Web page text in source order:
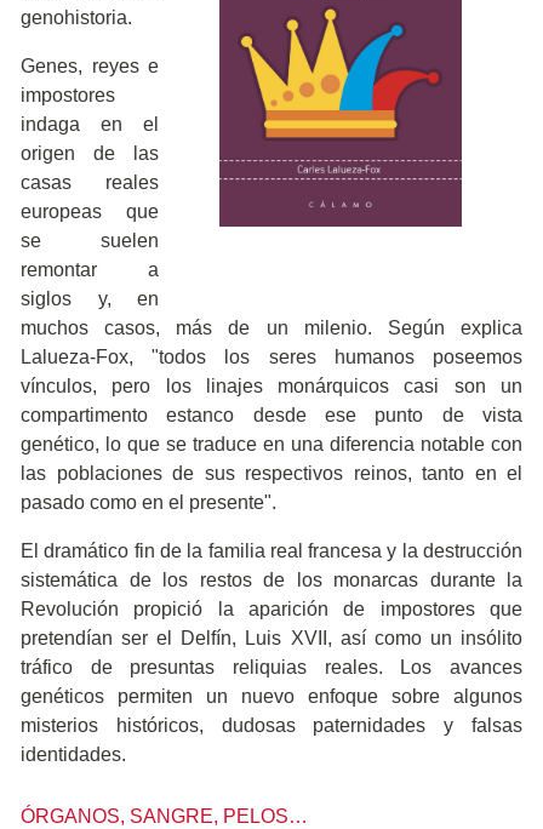
genohistoria.
Genes, reyes e
impostores
indaga en el
origen de las
casas reales
europeas que
se suelen
remontar a
siglos y, en
muchos casos, más de un milenio. Según explica
Lalueza-Fox, "todos los seres humanos poseemos
vínculos, pero los linajes monárquicos casi son un
compartimento estanco desde ese punto de vista
genético, lo que se traduce en una diferencia notable con
las poblaciones de sus respectivos reinos, tanto en el
pasado como en el presente".
El dramático fin de la familia real francesa y la destrucción
sistemática de los restos de los monarcas durante la
Revolución propició la aparición de impostores que
pretendían ser el Delfín, Luis XVII, así como un insólito
tráfico de presuntas reliquias reales. Los avances
genéticos permiten un nuevo enfoque sobre algunos
misterios históricos, dudosas paternidades y falsas
identidades.
ÓRGANOS, SANGRE, PELOS…